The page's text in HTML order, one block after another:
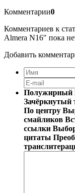
Комментарии0
Комментариев к
Almera N16" пока
Добавить
Полужирный
Зачёркнутый
По центру
смайликов
ссылки
цитаты